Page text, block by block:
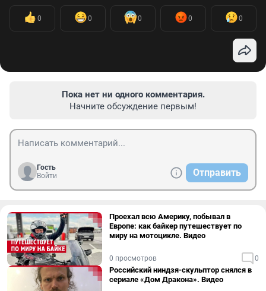
0 0 0 0 0
Пока нет ни одного комментария.
Начните обсуждение первым!
Гость
Войти
Отправить
Проехал всю Америку, побывал в
Европе: как байкер путешествует по
миру на мотоцикле. Видео
0 просмотров 0
Российский ниндзя-скульптор снялся в
сериале «Дом Дракона». Видео